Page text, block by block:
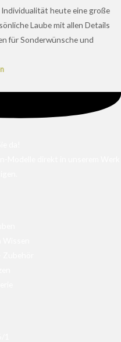
heute eine große
Laube mit allen Details
für Sonderwünsche und